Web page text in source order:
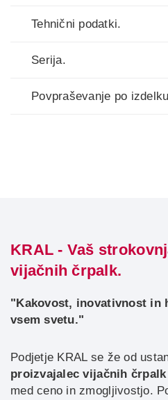
Tehnični podatki.
Serija.
Povpraševanje po
KRAL - Vaš
vijačnih črpalk.
"Kakovost, inovativnost in
vsem svetu."
Podjetje KRAL se že od
proizvajalec vijačnih črpalk
med ceno in zmogljivostjo.